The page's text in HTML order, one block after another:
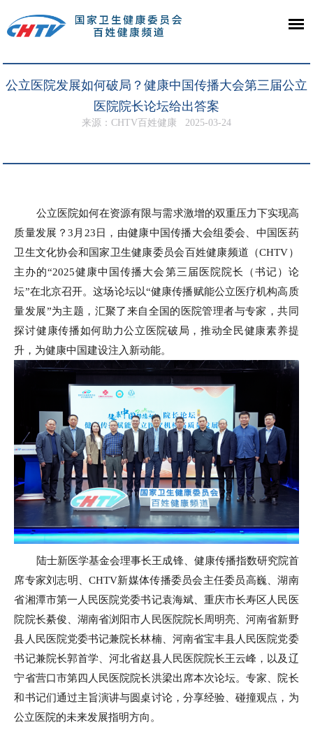
公立医院发展如何破局？健康中国传播大会第三届公立
医院院长论坛给出答案
来源：CHTV百姓健康 2025-03-24
公立医院如何在资源有限与需求激增的双重压力下实现高
质量发展？3月23日，由健康中国传播大会组委会、中国医药
卫生文化协会和国家卫生健康委员会百姓健康频道（CHTV）
主办的“2025健康中国传播大会第三届医院院长（书记）论
坛”在北京召开。这场论坛以“健康传播赋能公立医疗机构高质
量发展”为主题，汇聚了来自全国的医院管理者与专家，共同
探讨健康传播如何助力公立医院破局，推动全民健康素养提
升，为健康中国建设注入新动能。
陆士新医学基金会理事长王成锋、健康传播指数研究院首
席专家刘志明、CHTV新媒体传播委员会主任委员高巍、湖南
省湘潭市第一人民医院党委书记袁海斌、重庆市长寿区人民医
院院长綦俊、湖南省浏阳市人民医院院长周明亮、河南省新野
县人民医院党委书记兼院长林楠、河南省宝丰县人民医院党委
书记兼院长郭首学、河北省赵县人民医院院长王云峰，以及辽
宁省营口市第四人民医院院长洪梁出席本次论坛。专家、院长
和书记们通过主旨演讲与圆桌讨论，分享经验、碰撞观点，为
公立医院的未来发展指明方向。